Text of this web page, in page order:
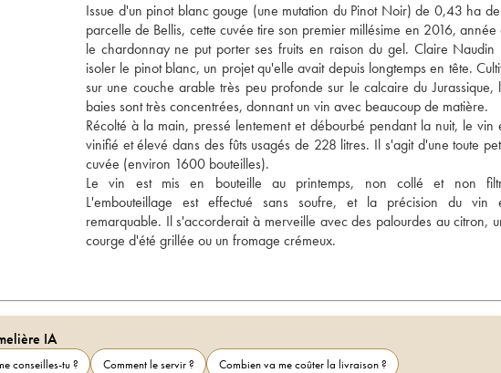
Issue d'un pinot blanc gouge (une mutation du Pinot Noir) de 0,43 ha
parcelle de Bellis, cette cuvée tire son premier millésime en 2016, année
le chardonnay ne put porter ses fruits en raison du gel. Claire Naudin
isoler le pinot blanc, un projet qu'elle avait depuis longtemps en tête.
sur une couche arable très peu profonde sur le calcaire du Jurassique,
baies sont très concentrées, donnant un vin avec beaucoup de matière.
Récolté à la main, pressé lentement et débourbé pendant la nuit, le vin
vinifié et élevé dans des fûts usagés de 228 litres. Il s'agit d'une toute
cuvée (environ 1600 bouteilles).
Le vin est mis en bouteille au printemps, non collé et non
L'embouteillage est effectué sans soufre, et la précision du vin
remarquable. Il s'accorderait à merveille avec des palourdes au citron,
IA
conseilles-tu ? Comment le servir ?
Combien va me coûter la livraison ?